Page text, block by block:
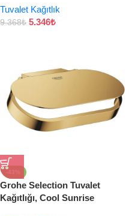
Tuvalet Kağıtlık
9.368₺ 5.346₺
-43%
Grohe Selection Tuvalet
Kağıtlığı, Cool Sunrise